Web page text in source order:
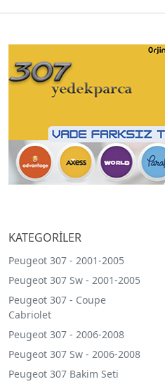
KATEGORİLER
Peugeot 307 - 2001-2005
Peugeot 307 Sw - 2001-2005
Peugeot 307 - Coupe
Cabriolet
Peugeot 307 - 2006-2008
Peugeot 307 Sw - 2006-2008
Peugeot 307 Bakim Seti